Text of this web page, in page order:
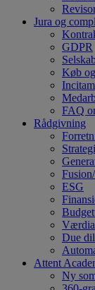
Jura og
GDPR
Køb
FAQ
Rådgivning
ESG
Due
Attent
Ny